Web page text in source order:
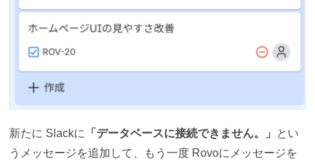
新たに Slackに 「データベースに接続できません。」 とい
うメッセージを追加して、もう一度 Rovoにメッセージを